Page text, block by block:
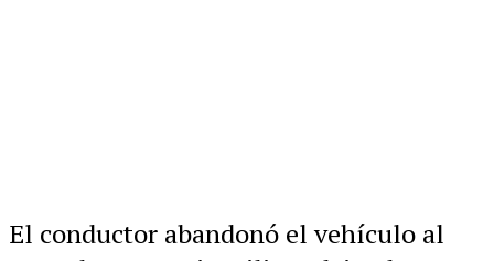
El conductor abandonó el vehículo al